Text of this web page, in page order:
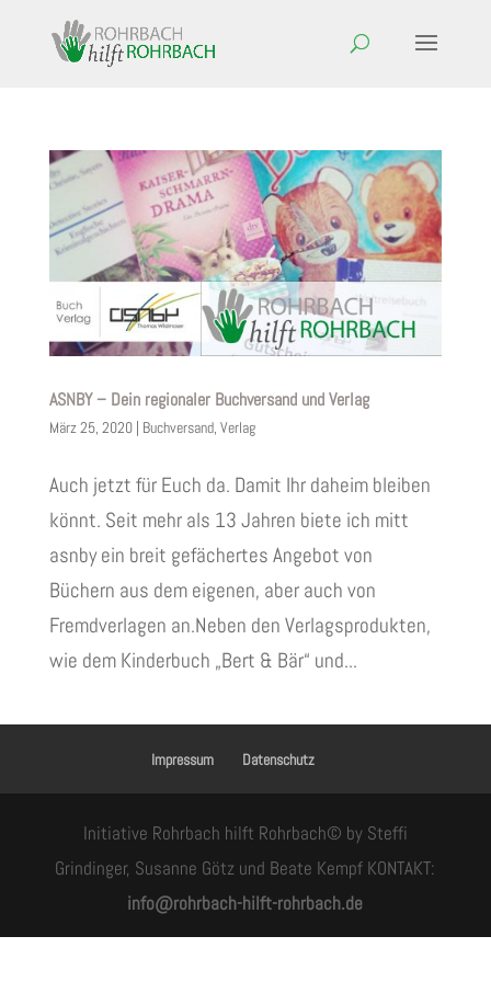
ASNBY – Dein regionaler Buchversand und Verlag
März 25, 2020| Buchversand, Verlag
Auch jetzt für Euch da. Damit Ihr daheim bleiben
könnt. Seit mehr als 13 Jahren biete ich mitt
asnby ein breit gefächertes Angebot von
Büchern aus dem eigenen, aber auch von
Fremdverlagen an.Neben den Verlagsprodukten,
wie dem Kinderbuch „Bert & Bär“ und...
Impressum Datenschutz
Initiative Rohrbach hilft Rohrbach© by Steffi
Grindinger, Susanne Götz und Beate Kempf KONTAKT:
info@rohrbach-hilft-rohrbach.de